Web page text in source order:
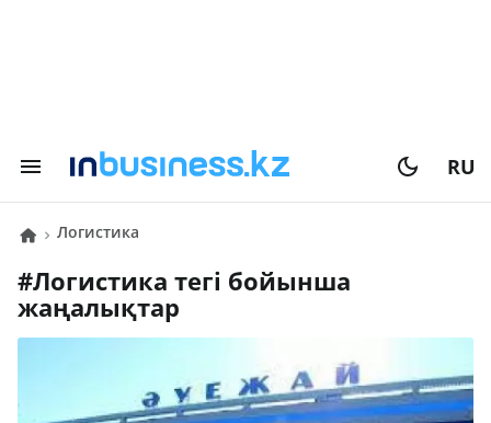
RU
логистика
# логистика тегі бойынша
жаңалықтар